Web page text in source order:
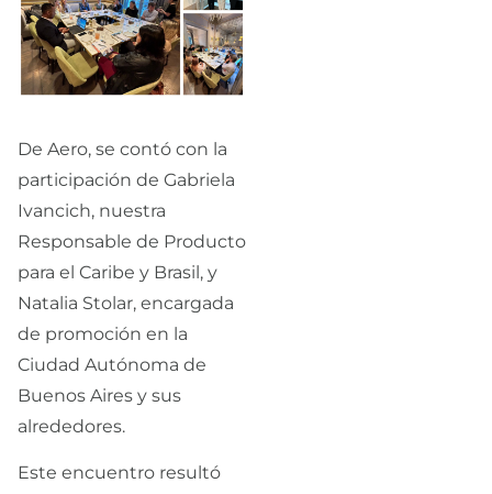
De Aero, se contó con la
participación de Gabriela
Ivancich, nuestra
Responsable de Producto
para el Caribe y Brasil, y
Natalia Stolar, encargada
de promoción en la
Ciudad Autónoma de
Buenos Aires y sus
alrededores.
Este encuentro resultó